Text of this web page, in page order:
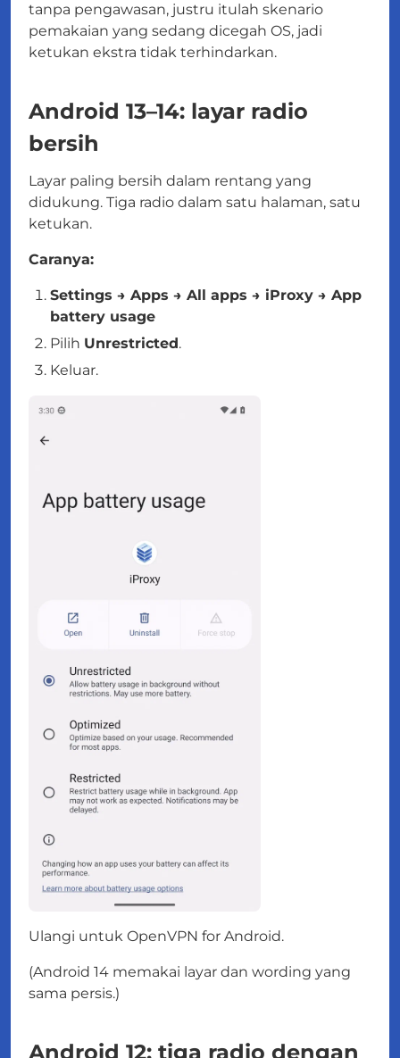
tanpa pengawasan, justru itulah skenario
pemakaian yang sedang dicegah OS, jadi
ketukan ekstra tidak terhindarkan.
Android 13–14: layar radio
bersih
Layar paling bersih dalam rentang yang
didukung. Tiga radio dalam satu halaman, satu
ketukan.
Caranya:
Settings → Apps → All apps → iProxy → App
battery usage
Pilih Unrestricted.
Keluar.
Ulangi untuk OpenVPN for Android.
(Android 14 memakai layar dan wording yang
sama persis.)
Android 12: tiga radio dengan